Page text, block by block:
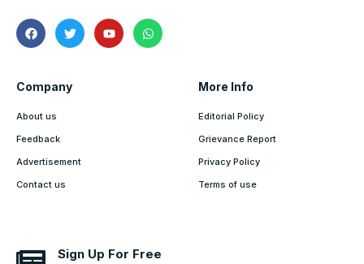
Company
About us
Feedback
Advertisement
Contact us
More Info
Editorial Policy
Grievance Report
Privacy Policy
Terms of use
Sign Up For Free